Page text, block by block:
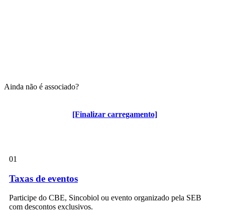
[Finalizar carregamento]
Ainda não é associado?
Algumas vantagens para associados
01
Taxas de eventos
Participe do CBE, Sincobiol ou evento organizado pela SEB
com descontos exclusivos.